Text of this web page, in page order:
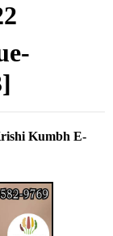
Kumbh E-